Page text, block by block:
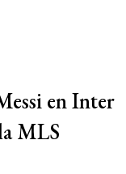
en Inter
MLS